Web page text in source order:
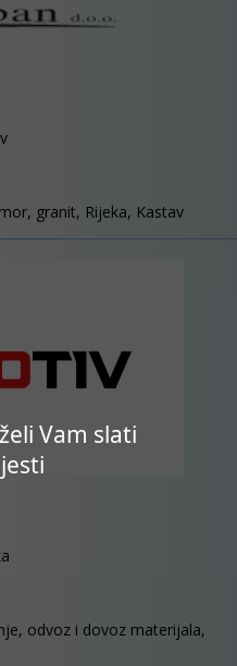
Vam slati
granit, Rijeka, Kastav
odvoz i dovoz materijala,